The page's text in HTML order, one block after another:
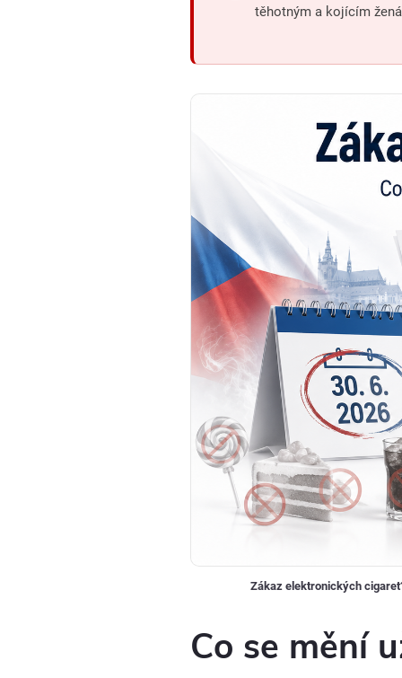
těhotným a kojícím
Zákaz elektronických
Co se mění